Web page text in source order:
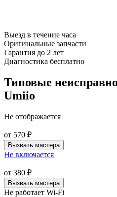
Выезд в течение часа
Оригинальные запчасти
Гарантия до 2 лет
Диагностика бесплатно
Типовые
Umiio
Не отображается
от 570 ₽
Вызвать мастера
Не включается
от 380 ₽
Вызвать мастера
Не работает Wi-Fi